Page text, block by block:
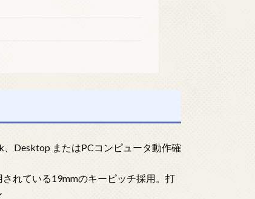
Desktop またはPCコンピュータ動作確
れている19mmのキーピッチ採用。打